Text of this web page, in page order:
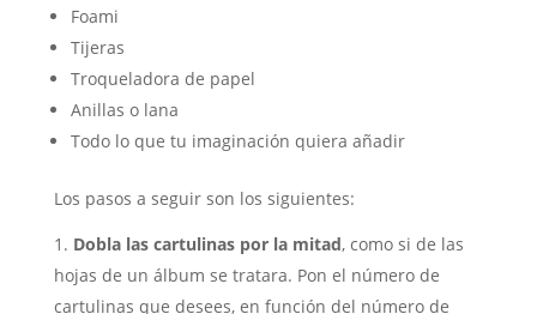
Foami
Tijeras
Troqueladora de papel
Anillas o lana
Todo lo que tu imaginación quiera añadir
Los pasos a seguir son los siguientes:
Dobla las cartulinas por la mitad, como si de las
hojas de un álbum se tratara. Pon el número de
cartulinas que desees, en función del número de